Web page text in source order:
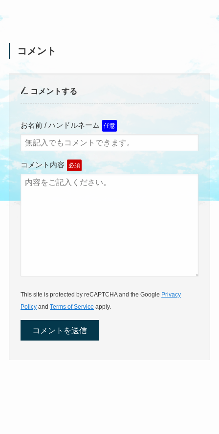
コメント
コメントする
お名前 / ハンドルネーム 任意
コメント内容 必須
This site is protected by reCAPTCHA and the Google Privacy
Policy andTerms of Service apply.